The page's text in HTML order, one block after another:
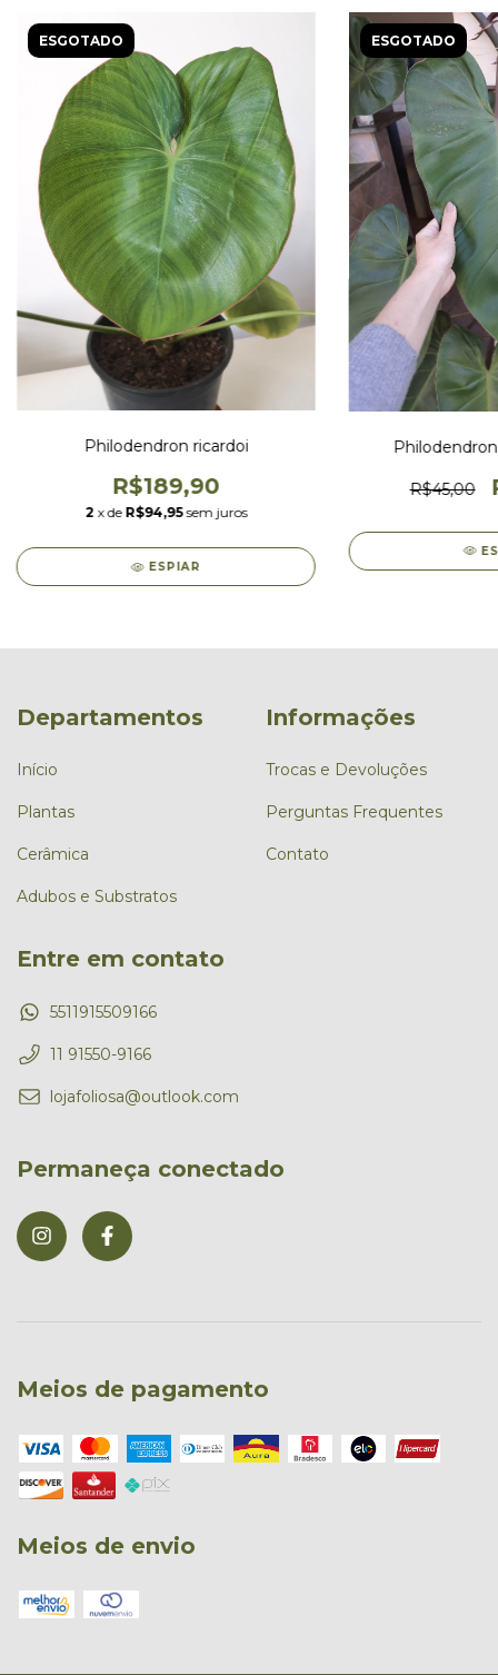
ESGOTADO
Philodendron ricardoi
R$189,90
2 x de R$94,95 sem juros
ESPIAR
ESGOTADO
R$45,00
Departamentos
Início
Plantas
Cerâmica
Adubos e Substratos
Informações
Trocas e Devoluções
Perguntas Frequentes
Contato
Entre em contato
5511915509166
11 91550-9166
lojafoliosa@outlook.com
Permaneça conectado
Meios de pagamento
Meios de envio